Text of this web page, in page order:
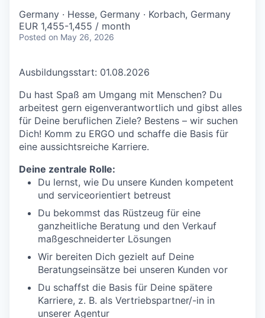
Germany · Hesse, Germany · Korbach, Germany
EUR 1,455-1,455 / month
Posted on May 26, 2026
Ausbildungsstart: 01.08.2026
Du hast Spaß am Umgang mit Menschen? Du
arbeitest gern eigenverantwortlich und gibst alles
für Deine beruflichen Ziele? Bestens – wir suchen
Dich! Komm zu ERGO und schaffe die Basis für
eine aussichtsreiche Karriere.
Deine zentrale Rolle:
Du lernst, wie Du unsere Kunden kompetent
und serviceorientiert betreust
Du bekommst das Rüstzeug für eine
ganzheitliche Beratung und den Verkauf
maßgeschneiderter Lösungen
Wir bereiten Dich gezielt auf Deine
Beratungseinsätze bei unseren Kunden vor
Du schaffst die Basis für Deine spätere
Karriere, z. B. als Vertriebspartner/-in in
unserer Agentur